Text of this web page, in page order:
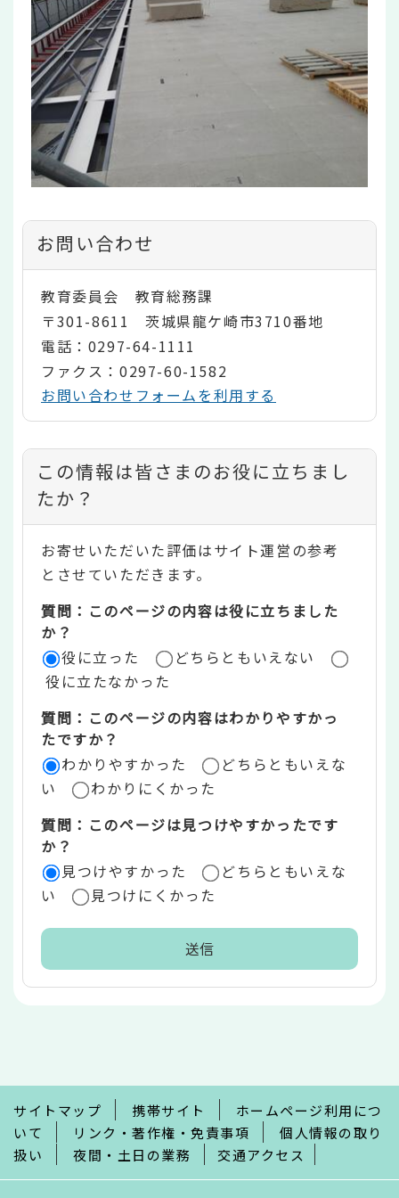
お問い合わせ
教育委員会 教育総務課
〒301-8611 茨城県龍ケ崎市3710番地
電話：0297-64-1111
ファクス：0297-60-1582
お問い合わせフォームを利用する
コ
ン
テ
ン
ツ
評
価
リ
ア
この情報は皆さまのお役に立ちまし
たか？
お寄せいただいた評価はサイト運営の参考
とさせていただきます。
質問：このページの内容は役に立ちました
か？
役に立った
どちらともいえない
役に立たなかった
質問：このページの内容はわかりやすかっ
たですか？
わかりやすかった
どちらともいえな
い
わかりにくかった
質問：このページは見つけやすかったです
か？
見つけやすかった
どちらともいえな
い
見つけにくかった
で
サイトマップ 携帯サイト
ホームページ利用につ
いて
リンク・著作権・免責事項
個人情報の取り
扱い
夜間・土日の業務 交通アクセス